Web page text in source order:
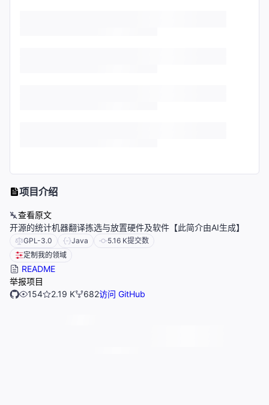
项目介绍
查看原文
开源的统计机器翻译拣选与放置硬件及软件【此简介由AI生成】
GPL-3.0 Java 5.16 K提交数
定制我的领域
README
举报项目
154
2.19 K 682访问 GitHub